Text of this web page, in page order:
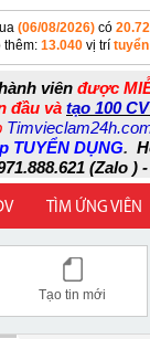
(06/08/2026) có
thêm: 13.040 vị trí
viên được
đầu và tạo 100
TUYỂN DỤNG.
(Zalo )
TÌM ỨNG VIÊN
Tạo tin mới